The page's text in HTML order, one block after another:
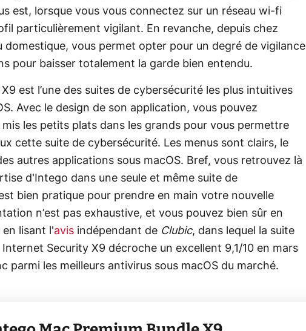
est, lorsque vous vous connectez sur un réseau wi-fi
particulièrement vigilant. En revanche, depuis chez
domestique, vous permet opter pour un degré de vigilance
pour baisser totalement la garde bien entendu.
est l’une des suites de cybersécurité les plus intuitives
Avec le design de son application, vous pouvez
les petits plats dans les grands pour vous permettre
cette suite de cybersécurité. Les menus sont clairs, le
autres applications sous macOS. Bref, vous retrouvez là
d'Intego dans une seule et même suite de
bien pratique pour prendre en main votre nouvelle
n’est pas exhaustive, et vous pouvez bien sûr en
lisant l'avis indépendant de Clubic, dans lequel la suite
Security X9 décroche un excellent 9,1/10 en mars
parmi les meilleurs antivirus sous macOS du marché.